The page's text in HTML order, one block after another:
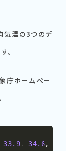
気温の3つのデ
。
庁ホームペー
33.9, 34.6,